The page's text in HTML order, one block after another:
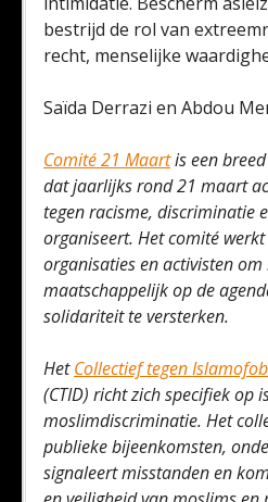
bestrijd de rol van
recht, menselijke
Saïda Derrazi en Abdou
Comité 21 Maartis een
dat jaarlijks rond 21 maart
tegen racisme, discriminatie
organiseert. Het comité
organisaties en activisten
maatschappelijk op de
solidariteit te versterken.
HetCollectief tegen
(CTID) richt zich specifiek op
moslimdiscriminatie. Het
publieke bijeenkomsten,
signaleert misstanden en